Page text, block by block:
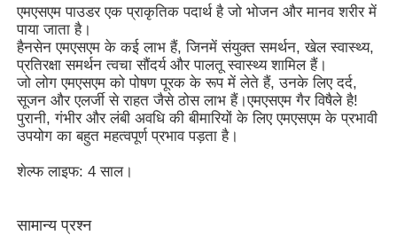
हमारे बारे में
कारखाना भ्रमण
गुणवत्ता नियंत्रण
एक उद्धरण का अनुरोध करें
एमएसएम पाउडर
एमएसएम पाउडर एक प्राकृतिक पदार्थ है जो भोजन और मानव शरीर में
पाया जाता है।
हैनसेन एमएसएम के कई लाभ हैं, जिनमें संयुक्त समर्थन, खेल स्वास्थ्य,
प्रतिरक्षा समर्थन त्वचा सौंदर्य और पालतू स्वास्थ्य शामिल हैं।
जो लोग एमएसएम को पोषण पूरक के रूप में लेते हैं, उनके लिए दर्द,
सूजन और एलर्जी से राहत जैसे ठोस लाभ हैं।एमएसएम गैर विषैले है!
पुरानी, ​​गंभीर और लंबी अवधि की बीमारियों के लिए एमएसएम के प्रभावी
उपयोग का बहुत महत्वपूर्ण प्रभाव पड़ता है।
शेल्फ लाइफ: 4 साल।
सामान्य प्रश्न